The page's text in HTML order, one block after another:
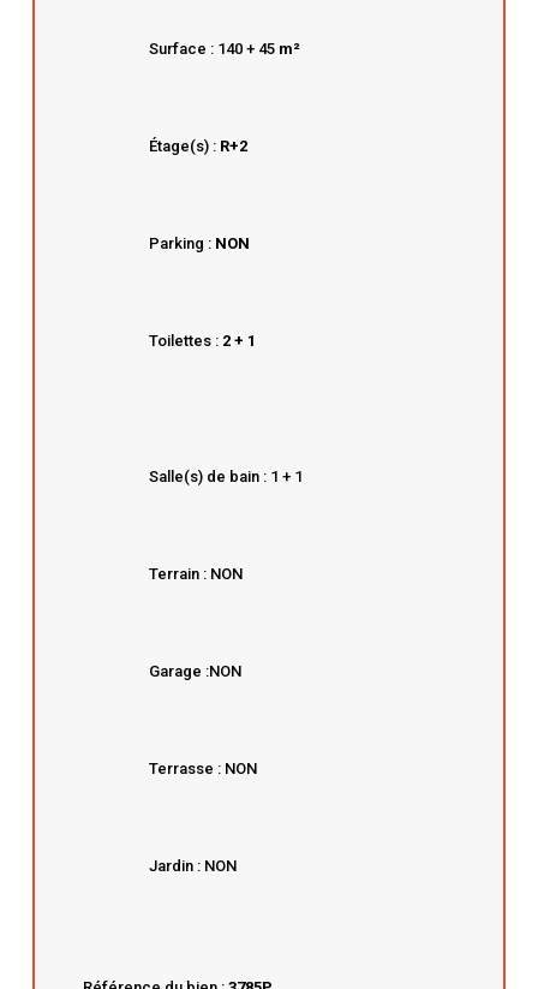
Surface : 140 + 45 m²
Étage(s) : R+2
Parking : NON
Toilettes : 2 + 1
Salle(s) de bain : 1 + 1
Terrain : NON
Garage :NON
Terrasse : NON
Jardin : NON